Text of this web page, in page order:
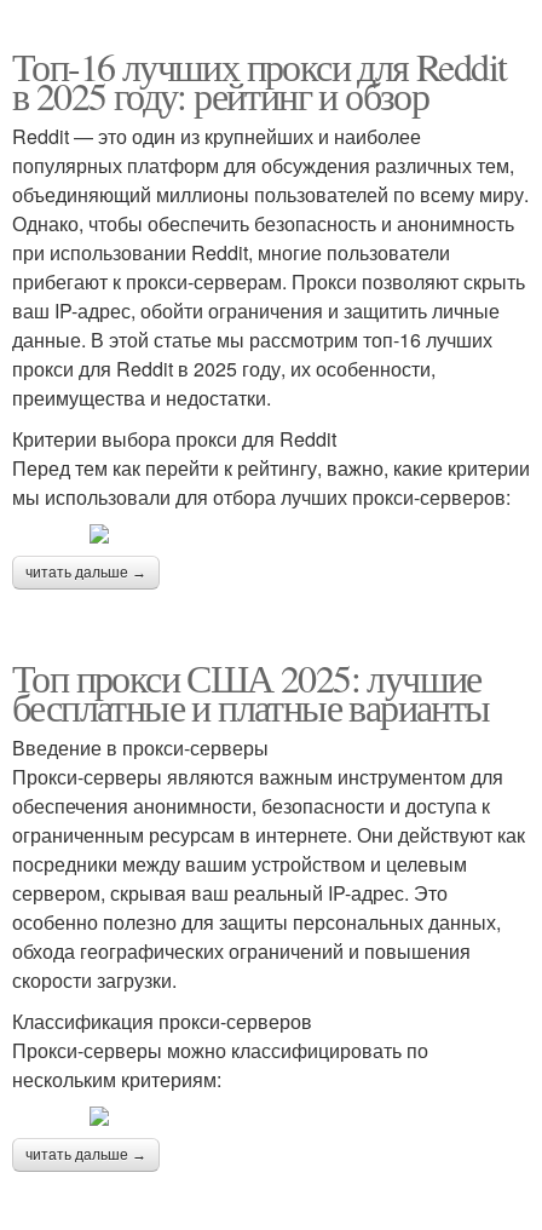
Топ-16 лучших прокси для Reddit
в 2025 году: рейтинг и обзор
Reddit — это один из крупнейших и наиболее
популярных платформ для обсуждения различных тем,
объединяющий миллионы пользователей по всему миру.
Однако, чтобы обеспечить безопасность и анонимность
при использовании Reddit, многие пользователи
прибегают к прокси-серверам. Прокси позволяют скрыть
ваш IP-адрес, обойти ограничения и защитить личные
данные. В этой статье мы рассмотрим топ-16 лучших
прокси для Reddit в 2025 году, их особенности,
преимущества и недостатки.
Критерии выбора прокси для Reddit
Перед тем как перейти к рейтингу, важно, какие критерии
мы использовали для отбора лучших прокси-серверов:
читать дальше →
Топ прокси США 2025: лучшие
бесплатные и платные варианты
Введение в прокси-серверы
Прокси-серверы являются важным инструментом для
обеспечения анонимности, безопасности и доступа к
ограниченным ресурсам в интернете. Они действуют как
посредники между вашим устройством и целевым
сервером, скрывая ваш реальный IP-адрес. Это
особенно полезно для защиты персональных данных,
обхода географических ограничений и повышения
скорости загрузки.
Классификация прокси-серверов
Прокси-серверы можно классифицировать по
нескольким критериям:
читать дальше →